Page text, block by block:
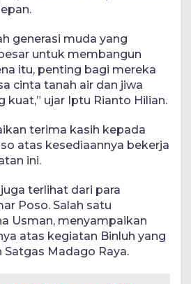
generasi muda yang
untuk membangun
itu, penting bagi mereka
cinta tanah air dan jiwa
kuat,” ujar Iptu Rianto Hilian.
terima kasih kepada
atas kesediaannya bekerja
ini.
terlihat dari para
Poso. Salah satu
Usman, menyampaikan
atas kegiatan Binluh yang
Madago Raya.